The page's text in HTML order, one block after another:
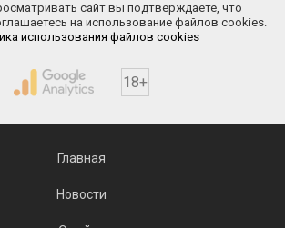
сайт вы подтверждаете, что
на использование файлов cookies.
использования файлов cookies
18+
Главная
Новости